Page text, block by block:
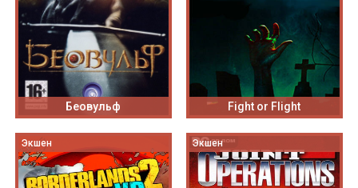
Беовульф Fight or Flight
Экшен Экшен